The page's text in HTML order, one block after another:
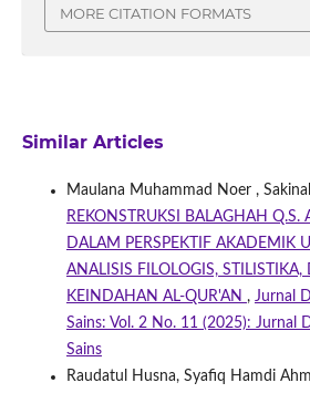
MORE CITATION FORMATS
Similar Articles
Maulana Muhammad Noer ,
REKONSTRUKSI BALAGHAH Q.S.
DALAM PERSPEKTIF AKADEMIK
ANALISIS FILOLOGIS,
KEINDAHAN AL-QUR'AN , Jurnal
Sains: Vol. 2 No. 11 (2025): Jurnal
Sains
Raudatul Husna, Syafiq Hamdi